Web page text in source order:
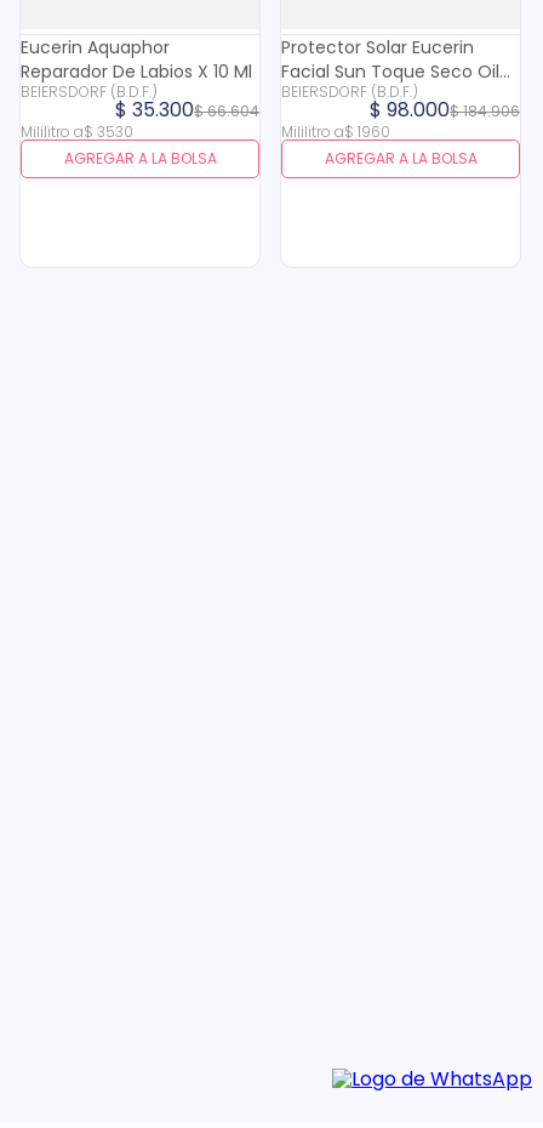
Eucerin Aquaphor
Reparador De Labios X 10 Ml
BEIERSDORF (B.D.F.)
$66.604
$ 35.300
Mililitro a$ 3530
AGREGAR A LA BOLSA
Protector Solar Eucerin
Facial Sun Toque Seco Oil
Control Fps 50+ Tono Medio
X 50 Ml
BEIERSDORF (B.D.F.)
$184.906
$ 98.000
Mililitro a$ 1960
AGREGAR A LA BOLSA